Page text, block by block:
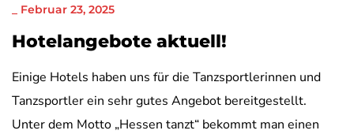
Februar 23, 2025
Hotelangebote aktuell!
Einige Hotels haben uns für die Tanzsportlerinnen und
Tanzsportler ein sehr gutes Angebot bereitgestellt.
Unter dem Motto „Hessen tanzt“ bekommt man einen